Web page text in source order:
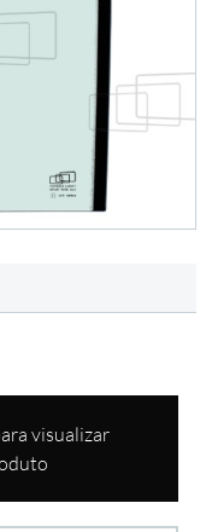
visualizar